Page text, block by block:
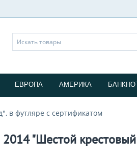
ЕВРОПА АМЕРИКА
в футляре с сертификатом
"Шестой крестовый